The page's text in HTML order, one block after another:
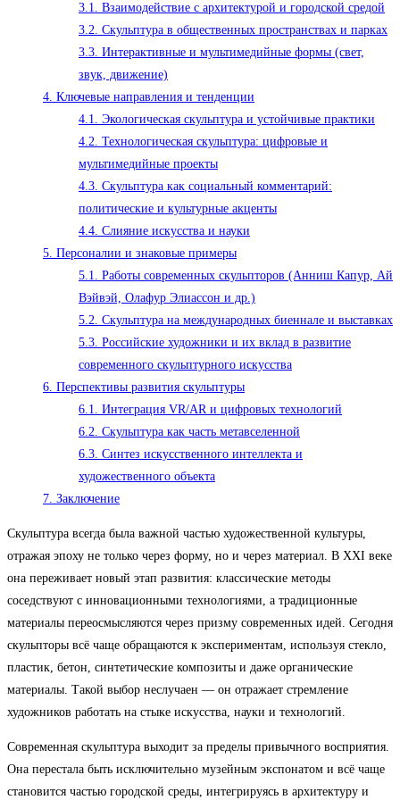
3.1. Взаимодействие с архитектурой и городской средой
3.2. Скульптура в общественных пространствах и парках
3.3. Интерактивные и мультимедийные формы (свет,
звук, движение)
4. Ключевые направления и тенденции
4.1. Экологическая скульптура и устойчивые практики
4.2. Технологическая скульптура: цифровые и
мультимедийные проекты
4.3. Скульптура как социальный комментарий:
политические и культурные акценты
4.4. Слияние искусства и науки
5. Персоналии и знаковые примеры
5.1. Работы современных скульпторов (Анниш Капур, Ай
Вэйвэй, Олафур Элиассон и др.)
5.2. Скульптура на международных биеннале и выставках
5.3. Российские художники и их вклад в развитие
современного скульптурного искусства
6. Перспективы развития скульптуры
6.1. Интеграция VR/AR и цифровых технологий
6.2. Скульптура как часть метавселенной
6.3. Синтез искусственного интеллекта и
художественного объекта
7. Заключение
Скульптура всегда была важной частью художественной культуры,
отражая эпоху не только через форму, но и через материал. В XXI веке
она переживает новый этап развития: классические методы
соседствуют с инновационными технологиями, а традиционные
материалы переосмысляются через призму современных идей. Сегодня
скульпторы всё чаще обращаются к экспериментам, используя стекло,
пластик, бетон, синтетические композиты и даже органические
материалы. Такой выбор неслучаен — он отражает стремление
художников работать на стыке искусства, науки и технологий.
Современная скульптура выходит за пределы привычного восприятия.
Она перестала быть исключительно музейным экспонатом и всё чаще
становится частью городской среды, интегрируясь в архитектуру и